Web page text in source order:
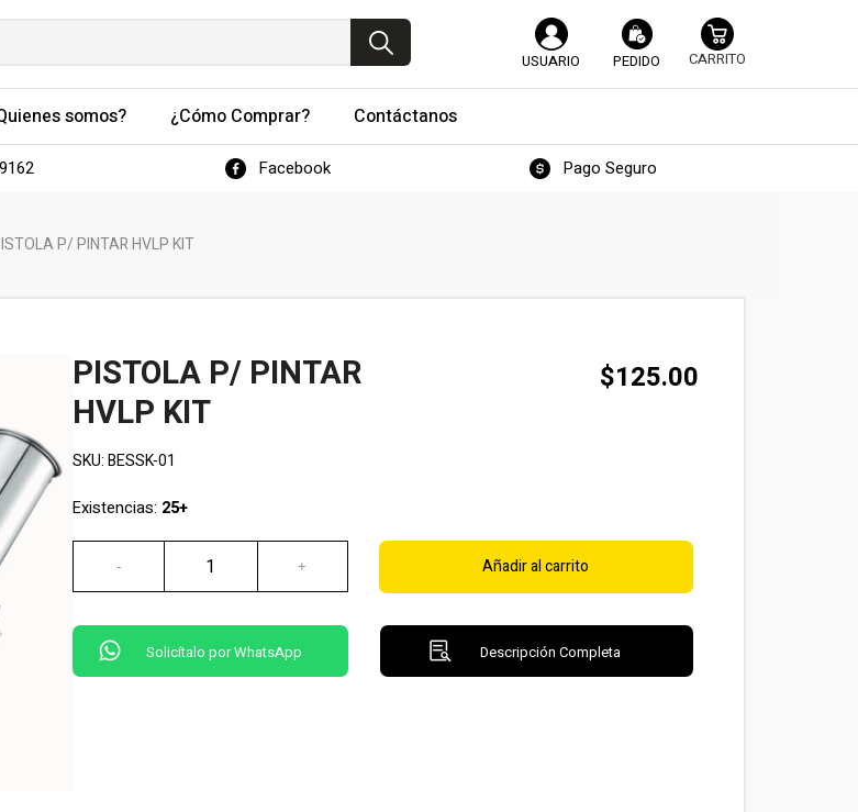
USUARIO PEDIDO
somos? ¿Cómo Comprar? Contáctanos
Facebook Pago Seguro
P/ PINTAR HVLP KIT
PISTOLA P/ PINTAR
HVLP KIT
$125.00
SKU:BESSK-01
Existencias: 25+
Añadir al carrito
Solicítalo por WhatsApp Descripción Completa